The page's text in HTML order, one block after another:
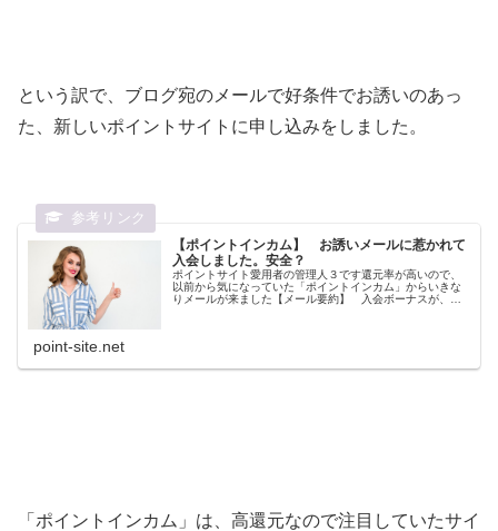
という訳で、ブログ宛のメールで好条件でお誘いのあっ
た、新しいポイントサイトに申し込みをしました。
【ポイントインカム】 お誘いメールに惹かれて
入会しました。安全？
ポイントサイト愛用者の管理人３です還元率が高いので、
以前から気になっていた「ポイントインカム」からいきな
りメールが来ました【メール要約】 入会ボーナスが、
point-site.net
「ポイントインカム」は、高還元なので注目していたサイ